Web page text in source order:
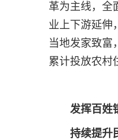
革为主线，全
业上下游延伸
当地发家致富
累计投放农村
发挥百姓
持续提升